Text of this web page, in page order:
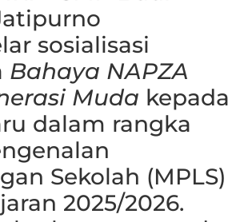
sosialisasi
Bahaya NAPZA
Muda kepada
dalam rangka
Sekolah (MPLS)
2025/2026.